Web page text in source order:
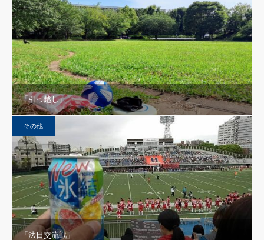
「引っ越し」
その他
「法日交流戦」